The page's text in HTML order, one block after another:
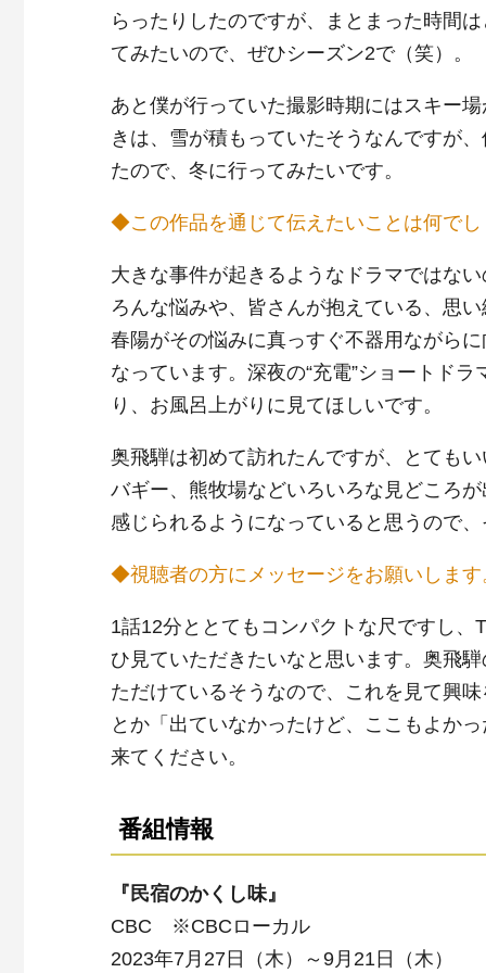
らったりしたのですが、まとまった時間
てみたいので、ぜひシーズン2で（笑）。
あと僕が行っていた撮影時期にはスキー
きは、雪が積もっていたそうなんですが
たので、冬に行ってみたいです。
◆この作品を通じて伝えたいことは何でし
大きな事件が起きるようなドラマではな
ろんな悩みや、皆さんが抱えている、思
春陽がその悩みに真っすぐ不器用ながら
なっています。深夜の“充電”ショートド
り、お風呂上がりに見てほしいです。
奥飛騨は初めて訪れたんですが、とても
バギー、熊牧場などいろいろな見どころ
感じられるようになっていると思うので
◆視聴者の方にメッセージをお願いします
1話12分ととてもコンパクトな尺ですし
ひ見ていただきたいなと思います。奥飛
ただけているそうなので、これを見て興
とか「出ていなかったけど、ここもよか
来てください。
番組情報
『民宿のかくし味』
CBC ※CBCローカル
2023年7月27日（木）～9月21日（木）